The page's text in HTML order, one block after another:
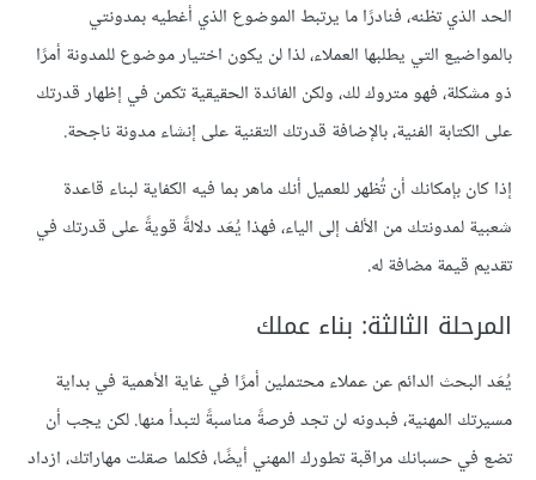
الحد الذي تظنه، فنادرًا ما يرتبط الموضوع الذي أغطيه بمدونتي
بالمواضيع التي يطلبها العملاء، لذا لن يكون اختيار موضوع للمدونة أمرًا
ذو مشكلة، فهو متروك لك، ولكن الفائدة الحقيقية تكمن في إظهار قدرتك
على الكتابة الفنية، بالإضافة قدرتك التقنية على إنشاء مدونة ناجحة.
إذا كان بإمكانك أن تُظهر للعميل أنك ماهر بما فيه الكفاية لبناء قاعدة
شعبية لمدونتك من الألف إلى الياء، فهذا يُعَد دلالةً قويةً على قدرتك في
تقديم قيمة مضافة له.
المرحلة الثالثة: بناء عملك
يُعَد البحث الدائم عن عملاء محتملين أمرًا في غاية الأهمية في بداية
مسيرتك المهنية، فبدونه لن تجد فرصةً مناسبةً لتبدأ منها. لكن يجب أن
تضع في حسبانك مراقبة تطورك المهني أيضًا، فكلما صقلت مهاراتك، ازداد